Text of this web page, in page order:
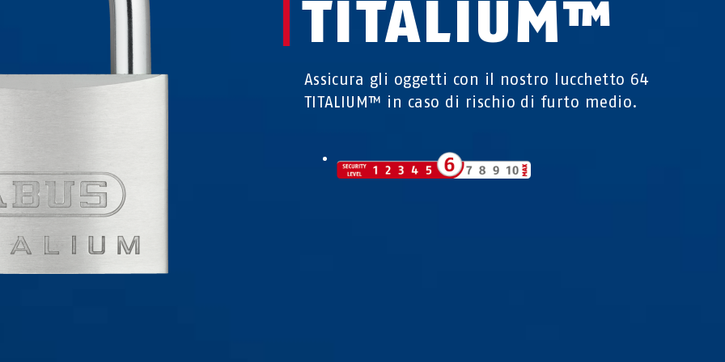
TITALIUM™
Assicura gli oggetti con il nostro lucchetto 64
TITALIUM™ in caso di rischio di furto medio.